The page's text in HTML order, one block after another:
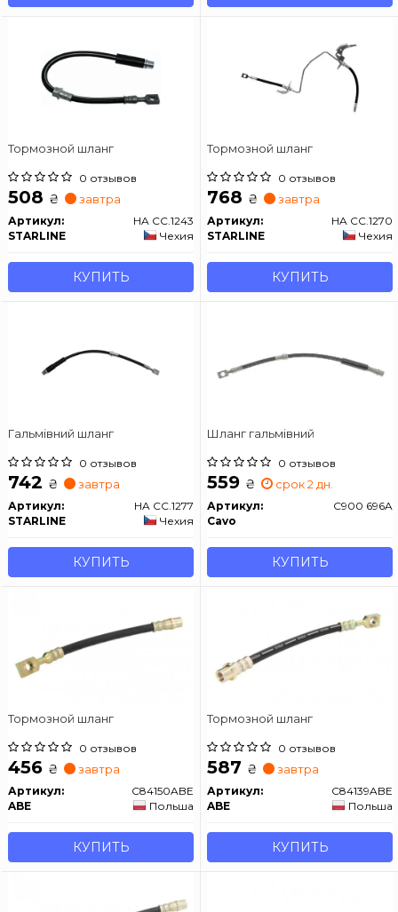
Тормозной шланг
0 отзывов
508 ₴ завтра
Артикул:
HA CC.1243
STARLINE
Чехия
КУПИТЬ
Тормозной шланг
0 отзывов
768 ₴ завтра
Артикул:
HA CC.1270
STARLINE
Чехия
КУПИТЬ
Гальмівний шланг
0 отзывов
742 ₴ завтра
Артикул:
HA CC.1277
STARLINE
Чехия
КУПИТЬ
Шланг гальмівний
0 отзывов
559 ₴ срок 2 дн.
Артикул:
C900 696A
Cavo
КУПИТЬ
Тормозной шланг
0 отзывов
456 ₴ завтра
Артикул:
C84150ABE
ABE
Польша
КУПИТЬ
Тормозной шланг
0 отзывов
587 ₴ завтра
Артикул:
C84139ABE
ABE
Польша
КУПИТЬ